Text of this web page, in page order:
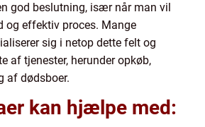
god beslutning, især når man vil
og effektiv proces. Mange
sig i netop dette felt og
af tjenester, herunder opkøb,
af dødsboer.
kan hjælpe med: